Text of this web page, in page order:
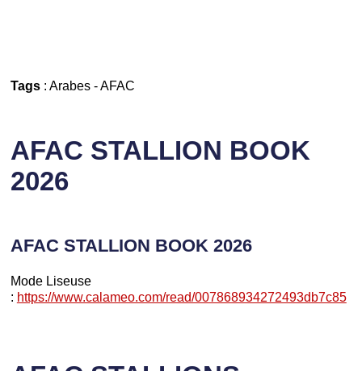
Tags: Arabes-AFAC
AFAC STALLION BOOK
2026
AFAC STALLION BOOK 2026
Mode Liseuse
: https://www.calameo.com/read/007868934272493db7c85